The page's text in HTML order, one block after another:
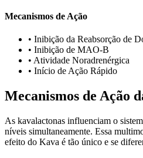
Mecanismos de Ação
• Inibição da Reabsorção de
• Inibição de MAO-B
• Atividade Noradrenérgica
• Início de Ação Rápido
Mecanismos de Ação
As kavalactonas influenciam o
níveis simultaneamente. Essa
efeito do Kava é tão único e se